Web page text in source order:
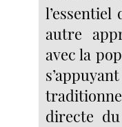
l’essentiel
autre
avec la
directe